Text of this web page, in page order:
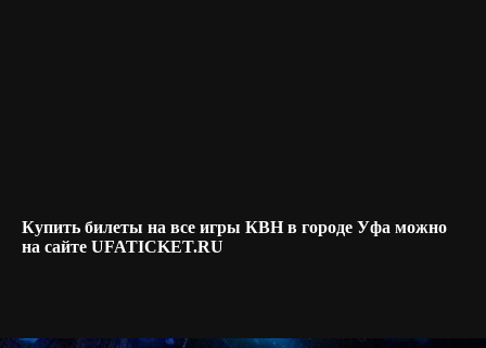
Купить билеты на все игры КВН в городе Уфа можно
на сайте UFATICKET.RU